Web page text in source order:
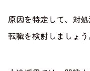
原因を特定して、対
転職を検討しましょう